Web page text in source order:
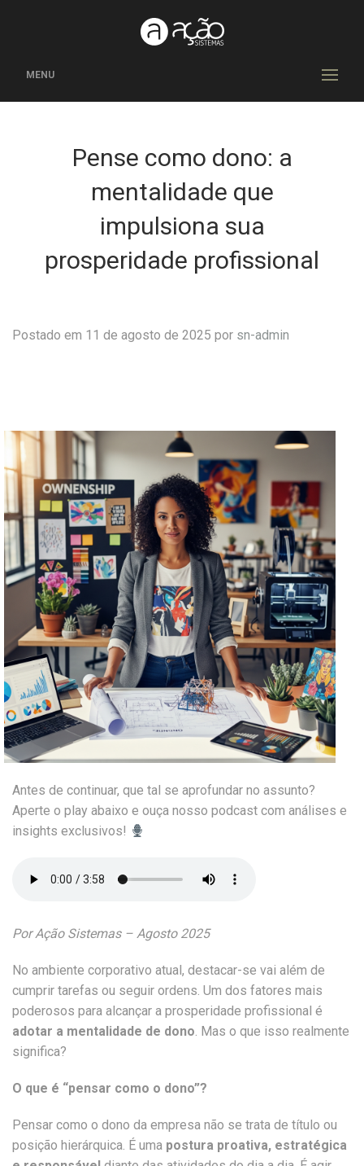
MENU
Pense como dono: a
mentalidade que
impulsiona sua
prosperidade profissional
Postado em 11 de agosto de 2025 por sn-admin
Antes de continuar, que tal se aprofundar no assunto?
Aperte o play abaixo e ouça nosso podcast com análises e
insights exclusivos!
Por Ação Sistemas – Agosto 2025
No ambiente corporativo atual, destacar-se vai além de
cumprir tarefas ou seguir ordens. Um dos fatores mais
poderosos para alcançar a prosperidade profissional é
adotar a mentalidade de dono. Mas o que isso realmente
significa?
O que é “pensar como o dono”?
Pensar como o dono da empresa não se trata de título ou
posição hierárquica. É uma postura proativa, estratégica